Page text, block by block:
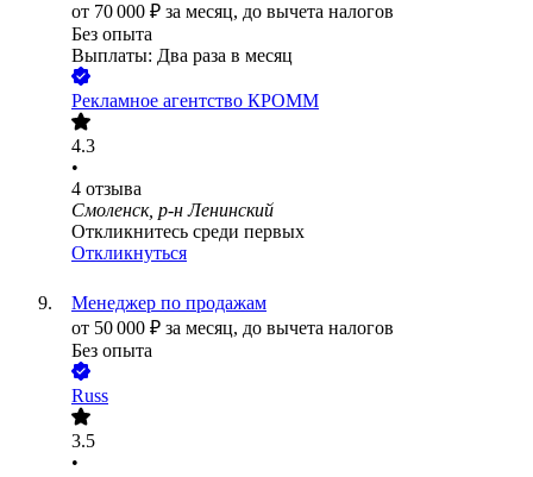
от 70 000 ₽ за месяц, до вычета налогов
Без опыта
Выплаты: Два раза в месяц
Рекламное агентство КРОММ
4.3
•
4 отзыва
Смоленск, р-н Ленинский
Откликнитесь среди первых
Откликнуться
Менеджер по продажам
от 50 000 ₽ за месяц, до вычета налогов
Без опыта
Russ
3.5
•